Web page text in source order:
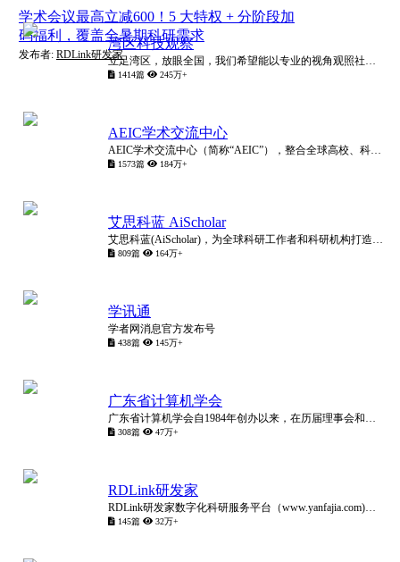
学术会议最高立减600！5 大特权 + 分阶段加
码福利，覆盖全暑期科研需求
发布者: RDLink研发家
湾区科技观察
立足湾区，放眼全国，我们希望能以专业的视角观照社会科技发展前沿，以切中肯綮的见解为湾区科技创新做出自己的贡献，为湾区科技工作者、湾区科创企业、湾区科技发展趋势，注入磅礴不息的生机与活力。
1414篇 245万+
AEIC学术交流中心
AEIC学术交流中心（简称“AEIC”），整合全球高校、科研院所及学术机构等专业学术资源，以“忠于学术，服务学者”为理念，致力于科技信息传播、学者科研交流、社会热点深剖等与学术相关交流活动，打造国际学
1573篇 184万+
艾思科蓝 AiScholar
艾思科蓝(AiScholar)，为全球科研工作者和科研机构打造一站式科研学术服务数字化和智能化平台，链接全球高校、科研院所及学术机构的优质学术资源，实现科研学术创新成果的输出、传播与转化。
809篇 164万+
学讯通
学者网消息官方发布号
438篇 145万+
广东省计算机学会
广东省计算机学会自1984年创办以来，在历届理事会和广大会员的大力支持和积极参与的推动下，发展瞩目。学会是在广东省科学技术协会领导下的计算机技术工作者的群众性学术团体，业务上接受中国计算机学会的指导。
308篇 47万+
RDLink研发家
RDLink研发家数字化科研服务平台（www.yanfajia.com)，致力于为科研人员提供优质的学术资源和支持。
145篇 32万+